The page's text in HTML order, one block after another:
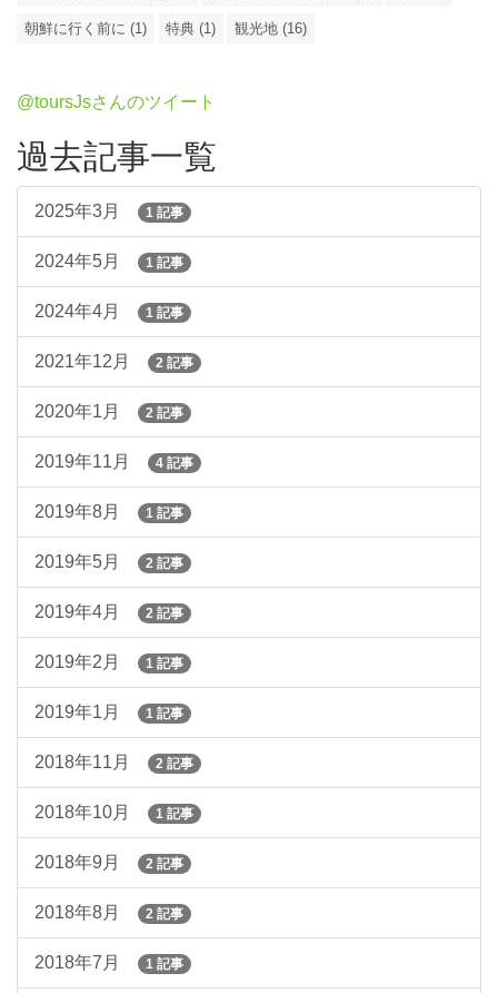
朝鮮に行く前に (1) 特典 (1) 観光地 (16)
@toursJsさんのツイート
過去記事一覧
2025年3月 1 記事
2024年5月 1 記事
2024年4月 1 記事
2021年12月 2 記事
2020年1月 2 記事
2019年11月 4 記事
2019年8月 1 記事
2019年5月 2 記事
2019年4月 2 記事
2019年2月 1 記事
2019年1月 1 記事
2018年11月 2 記事
2018年10月 1 記事
2018年9月 2 記事
2018年8月 2 記事
2018年7月 1 記事